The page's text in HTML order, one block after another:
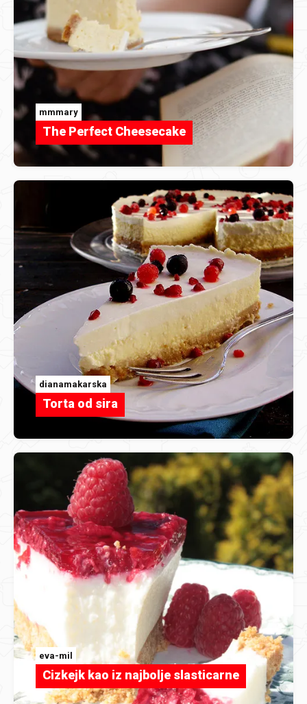
mmmary
The Perfect Cheesecake
dianamakarska
Torta od sira
eva-mil
Cizkejk kao iz najbolje slasticarne